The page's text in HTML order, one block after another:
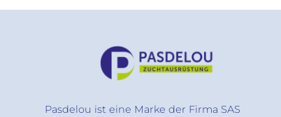
Pasdelou ist eine Marke der Firma SAS